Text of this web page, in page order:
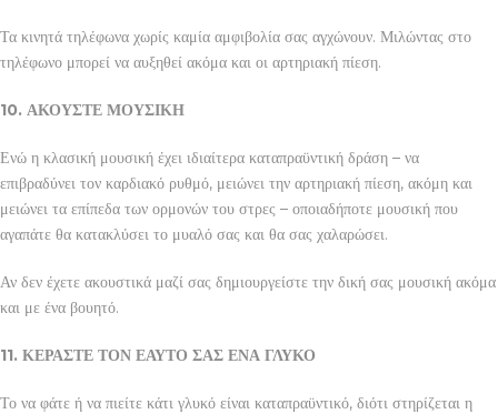
Τα κινητά τηλέφωνα χωρίς καμία αμφιβολία σας αγχώνουν. Μιλώντας στο
τηλέφωνο μπορεί να αυξηθεί ακόμα και οι αρτηριακή πίεση.
10. ΑΚΟΥΣΤΕ ΜΟΥΣΙΚΗ
Ενώ η κλασική μουσική έχει ιδιαίτερα καταπραϋντική δράση – να
επιβραδύνει τον καρδιακό ρυθμό, μειώνει την αρτηριακή πίεση, ακόμη και
μειώνει τα επίπεδα των ορμονών του στρες – οποιαδήποτε μουσική που
αγαπάτε θα κατακλύσει το μυαλό σας και θα σας χαλαρώσει.
Αν δεν έχετε ακουστικά μαζί σας δημιουργείστε την δική σας μουσική ακόμα
και με ένα βουητό.
11. ΚΕΡΑΣΤΕ ΤΟΝ ΕΑΥΤΟ ΣΑΣ ΕΝΑ ΓΛΥΚΟ
Το να φάτε ή να πιείτε κάτι γλυκό είναι καταπραϋντικό, διότι στηρίζεται η